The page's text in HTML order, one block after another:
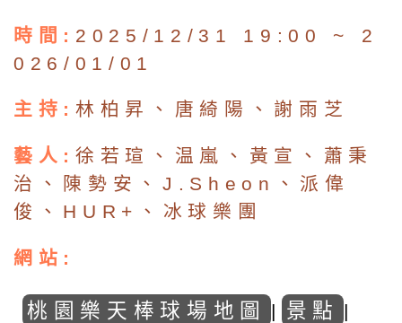
時間: 2025/12/31 19:00 ~ 2
026/01/01
主持: 林柏昇、唐綺陽、謝雨芝
藝人: 徐若瑄、温嵐、黃宣、蕭秉
治、陳勢安、J.Sheon、派偉
俊、HUR+、冰球樂團
網站:
桃園樂天棒球場地圖 | 景點 |